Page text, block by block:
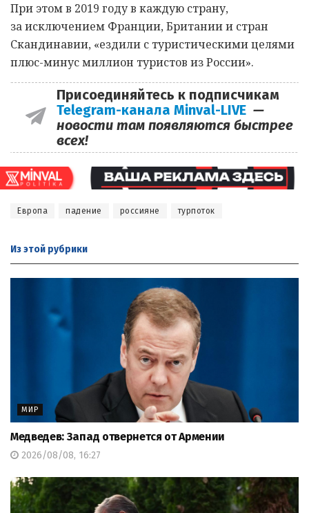
При этом в 2019 году в каждую страну,
за исключением Франции, Британии и стран
Скандинавии, «ездили с туристическими целями
плюс-минус миллион туристов из России».
Присоединяйтесь к подписчикам
Telegram-канала Minval-LIVE —
новости там появляются быстрее
всех!
Европа падение россияне турпоток
Из этой рубрики
МИР
Медведев: Запад отвернется от Армении
2026/08/08, 16:27